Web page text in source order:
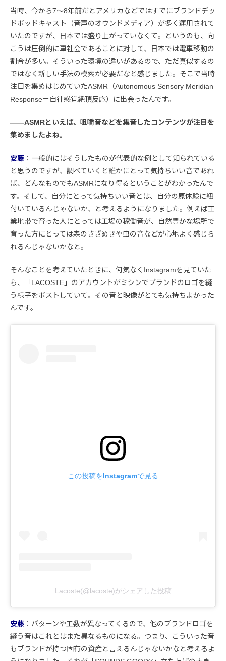
当時、今から7〜8年前だとアメリカなどではすでにブランドデッ
ドポッドキャスト（音声のオウンドメディア）が多く運用されて
いたのですが、日本では盛り上がっていなくて。というのも、向
こうは圧倒的に車社会であることに対して、日本では電車移動の
割合が多い。そういった環境の違いがあるので、ただ真似するの
ではなく新しい手法の模索が必要だなと感じました。そこで当時
注目を集めはじめていたASMR（Autonomous Sensory Meridian
Response＝自律感覚絶頂反応）に出会ったんです。
――ASMRといえば、咀嚼音などを集音したコンテンツが注目を
集めましたよね。
安藤 ：一般的にはそうしたものが代表的な例として知られている
と思うのですが、調べていくと誰かにとって気持ちいい音であれ
ば、どんなものでもASMRになり得るということがわかったんで
す。そして、自分にとって気持ちいい音とは、自分の原体験に紐
付いているんじゃないか、と考えるようになりました。例えば工
業地帯で育った人にとっては工場の稼働音が、自然豊かな場所で
育った方にとっては森のさざめきや虫の音などが心地よく感じら
れるんじゃないかなと。
そんなことを考えていたときに、何気なくInstagramを見ていた
ら、「LACOSTE」のアカウントがミシンでブランドのロゴを縫
う様子をポストしていて。その音と映像がとても気持ちよかった
んです。
この投稿をInstagramで見る
Lacoste(@lacoste)がシェアした投稿
安藤 ：パターンや工数が異なってくるので、他のブランドロゴを
縫う音はこれとはまた異なるものになる。つまり、こういった音
もブランドが持つ固有の資産と言えるんじゃないかなと考えるよ